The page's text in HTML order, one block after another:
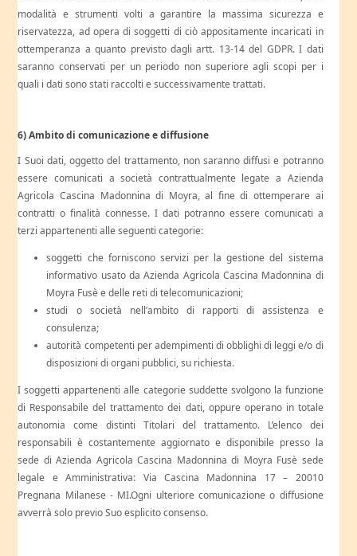
modalità e strumenti volti a garantire la massima sicurezza e
riservatezza, ad opera di soggetti di ciò appositamente incaricati in
ottemperanza a quanto previsto dagli artt. 13-14 del GDPR. I dati
saranno conservati per un periodo non superiore agli scopi per i
quali i dati sono stati raccolti e successivamente trattati.
6) Ambito di comunicazione e diffusione
I Suoi dati, oggetto del trattamento, non saranno diffusi e potranno
essere comunicati a società contrattualmente legate a Azienda
Agricola Cascina Madonnina di Moyra, al fine di ottemperare ai
contratti o finalità connesse. I dati potranno essere comunicati a
terzi appartenenti alle seguenti categorie:
soggetti che forniscono servizi per la gestione del sistema
informativo usato da Azienda Agricola Cascina Madonnina di
Moyra Fusè e delle reti di telecomunicazioni;
studi o società nell’ambito di rapporti di assistenza e
consulenza;
autorità competenti per adempimenti di obblighi di leggi e/o di
disposizioni di organi pubblici, su richiesta.
I soggetti appartenenti alle categorie suddette svolgono la funzione
di Responsabile del trattamento dei dati, oppure operano in totale
autonomia come distinti Titolari del trattamento. L’elenco dei
responsabili è costantemente aggiornato e disponibile presso la
sede di Azienda Agricola Cascina Madonnina di Moyra Fusè sede
legale e Amministrativa: Via Cascina Madonnina 17 – 20010
Pregnana Milanese - MI.Ogni ulteriore comunicazione o diffusione
avverrà solo previo Suo esplicito consenso.